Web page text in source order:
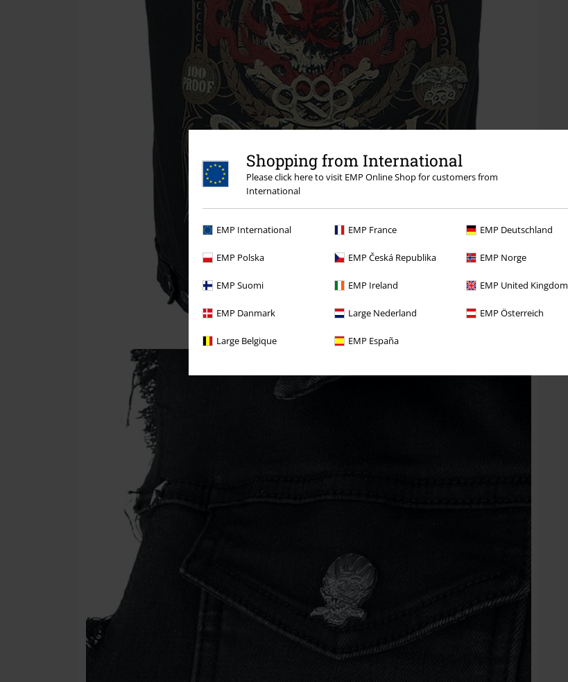
Shopping from International
Please click here to visit EMP Online Shop for customers from
International
EMP International EMP France EMP Deutschland
EMP Polska EMP Česká Republika EMP Norge
EMP Suomi EMP Ireland EMP United Kingdom
EMP Danmark Large Nederland EMP Österreich
Large Belgique EMP España